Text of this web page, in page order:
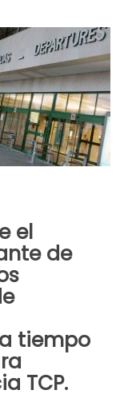
el
de
tiempo
TCP.